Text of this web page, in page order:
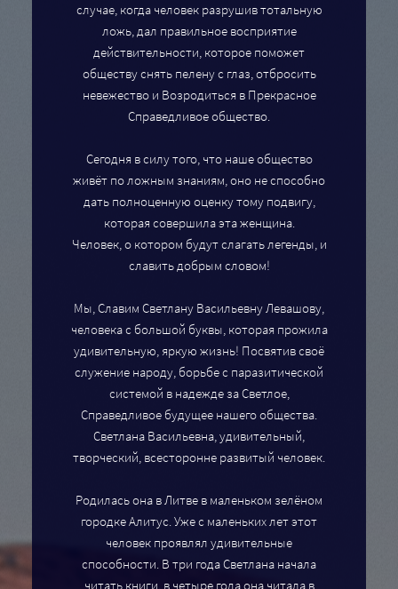
случае, когда человек разрушив тотальную
ложь, дал правильное восприятие
действительности, которое поможет
обществу снять пелену с глаз, отбросить
невежество и Возродиться в Прекрасное
Справедливое общество.
Сегодня в силу того, что наше общество
живёт по ложным знаниям, оно не способно
дать полноценную оценку тому подвигу,
которая совершила эта женщина.
Человек, о котором будут слагать легенды, и
славить добрым словом!
Мы, Славим Светлану Васильевну Левашову,
человека с большой буквы, которая прожила
удивительную, яркую жизнь! Посвятив своё
служение народу, борьбе с паразитической
системой в надежде за Светлое,
Справедливое будущее нашего общества.
Светлана Васильевна, удивительный,
творческий, всесторонне развитый человек.
Родилась она в Литве в маленьком зелёном
городке Алитус. Уже с маленьких лет этот
человек проявлял удивительные
способности. В три года Светлана начала
читать книги, в четыре года она читала в